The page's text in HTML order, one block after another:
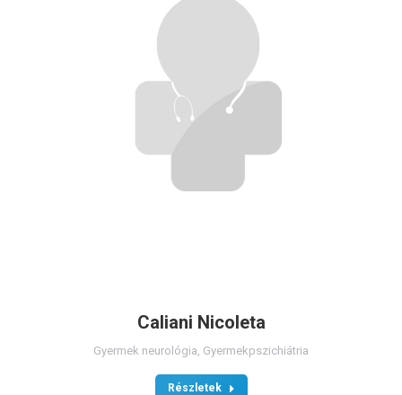
Caliani Nicoleta
Gyermek neurológia Gyermekpszichiátria
Részletek